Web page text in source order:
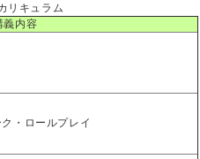
リキュラム
義内容
・ロールプレイ